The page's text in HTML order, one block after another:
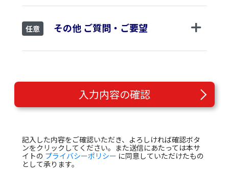
任意 その他 ご質問・ご要望
入力内容の確認
記入した内容をご確認いただき、よろしければ確認ボタ
ンをクリックしてください。また送信にあたっては本サ
イトの プライバシーポリシー に同意していただけたもの
として承ります。